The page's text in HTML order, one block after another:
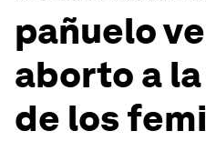
pañuelo
aborto a
de los